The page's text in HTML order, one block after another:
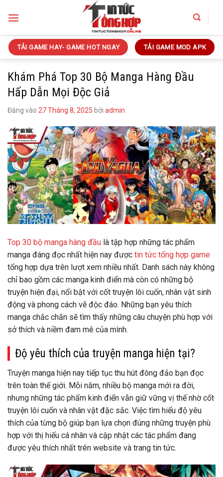
qua
dung TẢI GAME HAY- GAME HOT NGAY TẢI GAME MOD APK
Khám Phá Top 30 Bộ Manga Hàng Đầu
Hấp Dẫn Mọi Độc Giả
Đăng vào 27 Tháng 8, 2025 bởi admin
Top 30 bộ manga hàng đầu là tập hợp những tác phẩm
manga đáng đọc nhất hiện nay được tin tức tổng hợp game
tổng hợp dựa trên lượt xem nhiều nhất. Danh sách này không
chỉ bao gồm các manga kinh điển mà còn có những bộ
truyện hiện đại, nổi bật với cốt truyện lôi cuốn, nhân vật sinh
động và phong cách vẽ độc đáo. Những bạn yêu thích
manga chắc chắn sẽ tìm thấy những câu chuyện phù hợp với
sở thích và niềm đam mê của mình.
Độ yêu thích của truyện manga hiện tại?
Truyện manga hiện nay tiếp tục thu hút đông đảo bạn đọc
trên toàn thế giới. Mỗi năm, nhiều bộ manga mới ra đời,
nhưng những tác phẩm kinh điển vẫn giữ vững vị thế nhờ cốt
truyện lôi cuốn và nhân vật đặc sắc. Việc tìm hiểu độ yêu
thích của từng bộ giúp bạn lựa chọn đúng những truyện phù
hợp với thị hiếu cá nhân và cập nhật các tác phẩm đang
được yêu thích nhất trên website và trang tin tức.